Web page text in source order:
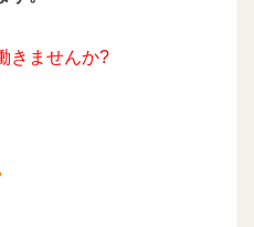
きませんか?